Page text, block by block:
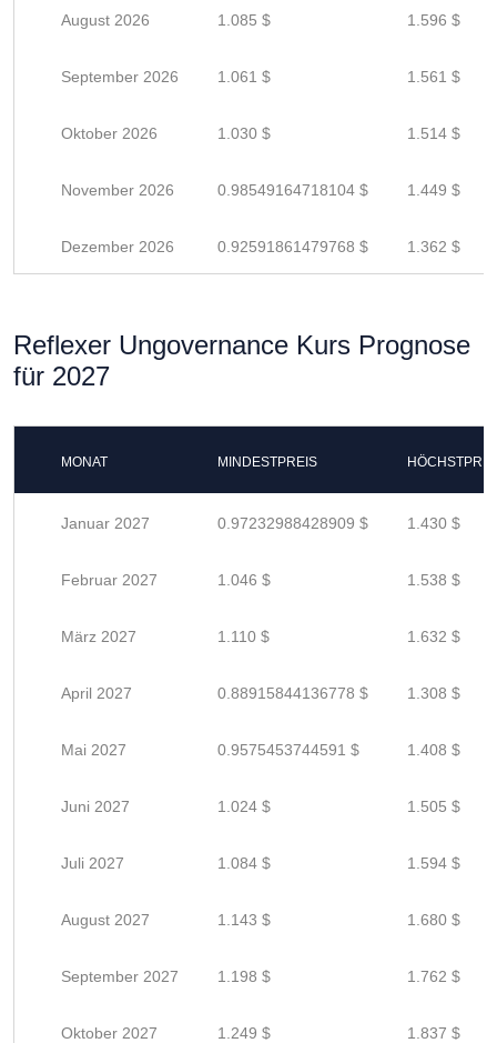
August 2026 1.085 $ 1.596 $
September 2026 1.061 $ 1.561 $
Oktober 2026 1.030 $ 1.514 $
November 2026 0.98549164718104 $ 1.449 $
Dezember 2026 0.92591861479768 $ 1.362 $
Reflexer Ungovernance Kurs Prognose
für 2027
MONAT MINDESTPREIS
Januar 2027 0.97232988428909 $ 1.430 $
Februar 2027 1.046 $ 1.538 $
März 2027 1.110 $ 1.632 $
April 2027 0.88915844136778 $ 1.308 $
Mai 2027 0.9575453744591 $ 1.408 $
Juni 2027 1.024 $ 1.505 $
Juli 2027 1.084 $ 1.594 $
August 2027 1.143 $ 1.680 $
September 2027 1.198 $ 1.762 $
Oktober 2027 1.249 $ 1.837 $